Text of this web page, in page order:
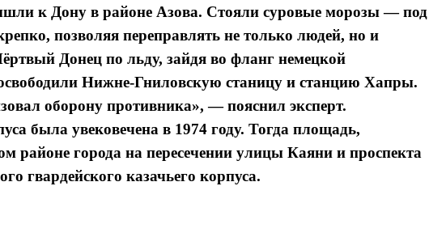
к Дону в районе Азова. Стояли суровые морозы — под
позволяя переправлять не только людей, но и
Донец по льду, зайдя во фланг немецкой
Нижне-Гниловскую станицу и станцию Хапры.
оборону противника», — пояснил эксперт.
была увековечена в 1974 году. Тогда площадь,
районе города на пересечении улицы Каяни и проспекта
гвардейского казачьего корпуса.